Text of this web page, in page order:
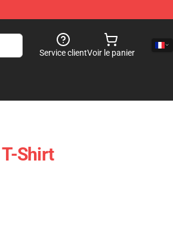
Service clientVoir le panier
Shirt